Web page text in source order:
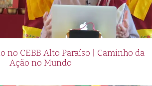
no CEBB Alto Paraíso | Caminho da
Ação no Mundo